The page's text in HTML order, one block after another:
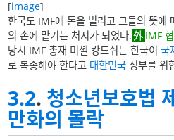
[image]
한국도 IMF에 돈을 빌리고 그들의 뜻에
의 손에 맡기는 처지가 되었다.
IMF
당시 IMF 총재 미셸 캉드쉬는 한국이국
로 복종해야 한다고 대한민국 정부를 위
3.2. 청소년보호법
만화의 몰락